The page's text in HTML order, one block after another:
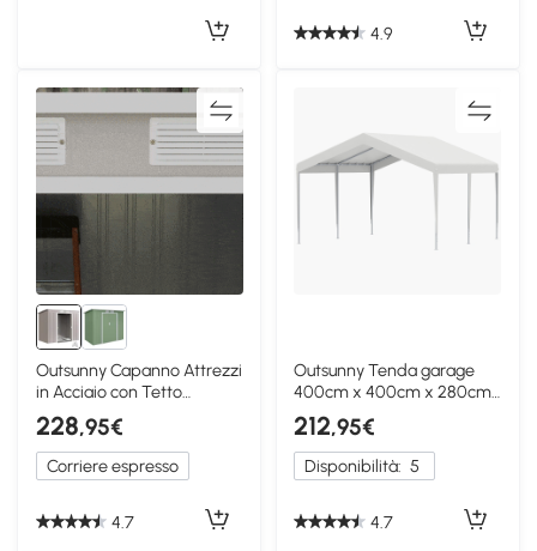
4.9
Outsunny Capanno Attrezzi
in Acciaio con Tetto
Inclinato Grigio
228,95€
Corriere espresso
4.7
Outsunny Tenda garage
400cm x 400cm x 280cm
Bianco
212,95€
Disponibilità: 5
4.7